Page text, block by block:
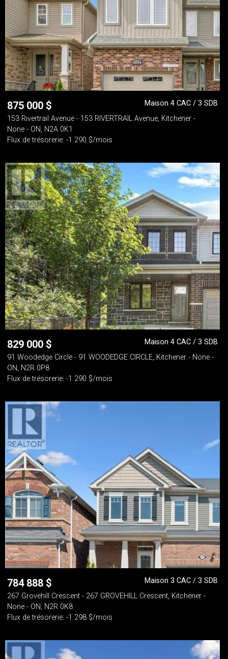
875 000 $
Maison 4 CAC / 3 SDB
153 Rivertrail Avenue - 153 RIVERTRAIL Avenue, Kitchener -
None - ON, N2A 0K1
Flux de trésorerie: -1 290 $/mois
829 000 $
Maison 4 CAC / 3 SDB
91 Woodedge Circle - 91 WOODEDGE CIRCLE, Kitchener - None -
ON, N2R 0P8
Flux de trésorerie: -1 290 $/mois
784 888 $
Maison 3 CAC / 3 SDB
267 Grovehill Crescent - 267 GROVEHILL Crescent, Kitchener -
None - ON, N2R 0K8
Flux de trésorerie: -1 298 $/mois